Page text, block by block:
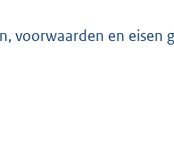
en eisen